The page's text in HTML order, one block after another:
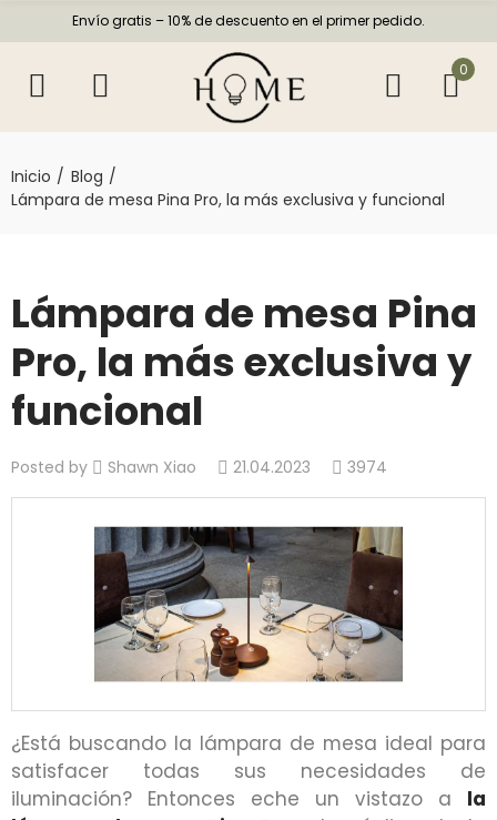
Envío gratis – 10% de descuento en el primer pedido.
0
Inicio
Blog
Lámpara de mesa Pina Pro, la más exclusiva y funcional
Lámpara de mesa Pina
Pro, la más exclusiva y
funcional
Posted by Shawn Xiao 21.04.2023 3974
¿Está buscando la lámpara de mesa ideal para
satisfacer todas sus necesidades de
iluminación? Entonces eche un vistazo a la